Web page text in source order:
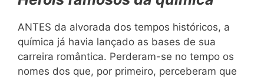
ANTES da alvorada dos tempos históricos, a
química já havia lançado as bases de sua
carreira romântica. Perderam-se no tempo os
nomes dos que, por primeiro, perceberam que